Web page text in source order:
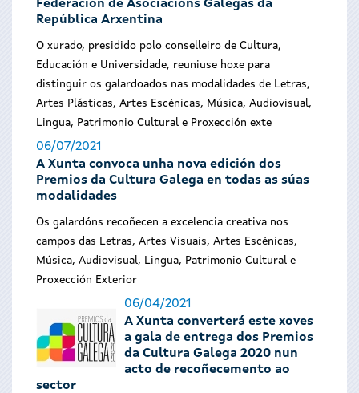
Federación de Asociacións Galegas da
República Arxentina
O xurado, presidido polo conselleiro de Cultura,
Educación e Universidade, reuniuse hoxe para
distinguir os galardoados nas modalidades de Letras,
Artes Plásticas, Artes Escénicas, Música, Audiovisual,
Lingua, Patrimonio Cultural e Proxección exte
06/07/2021
A Xunta convoca unha nova edición dos
Premios da Cultura Galega en todas as súas
modalidades
Os galardóns recoñecen a excelencia creativa nos
campos das Letras, Artes Visuais, Artes Escénicas,
Música, Audiovisual, Lingua, Patrimonio Cultural e
Proxección Exterior
06/04/2021
A Xunta converterá este xoves
a gala de entrega dos Premios
da Cultura Galega 2020 nun
acto de recoñecemento ao
sector